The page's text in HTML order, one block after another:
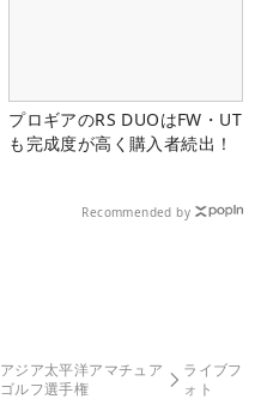
プロギアのRS DUOはFW・UT
も完成度が高く購入者続出！
Recommended by
アジア太平洋アマチュア
ゴルフ選手権
ライブフ
ォト